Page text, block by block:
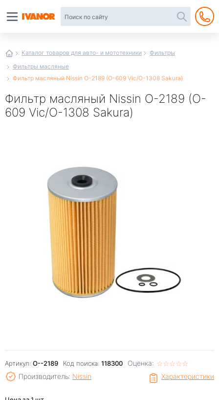
Каталог товаров для авто- и мототехники
Фильтры
Фильтры масляные
Фильтр масляный Nissin O-2189 (O-609 Vic/O-1308 Sakura)
Фильтр масляный Nissin O-2189 (O-
609 Vic/O-1308 Sakura)
Артикул: O--2189 Код поиска: 118300 Оценка: ☆☆☆☆☆
★★★★★
Характеристики
Производитель: Nissin
интернет-